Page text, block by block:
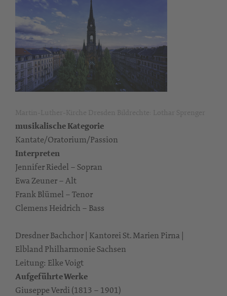
musikalische Kategorie
Kantate/Oratorium/Passion
Interpreten
Jennifer Riedel – Sopran
Ewa Zeuner – Alt
Frank Blümel – Tenor
Clemens Heidrich – Bass
Dresdner Bachchor | Kantorei St. Marien Pirna |
Elbland Philharmonie Sachsen
Leitung: Elke Voigt
Aufgeführte Werke
Giuseppe Verdi (1813 – 1901)